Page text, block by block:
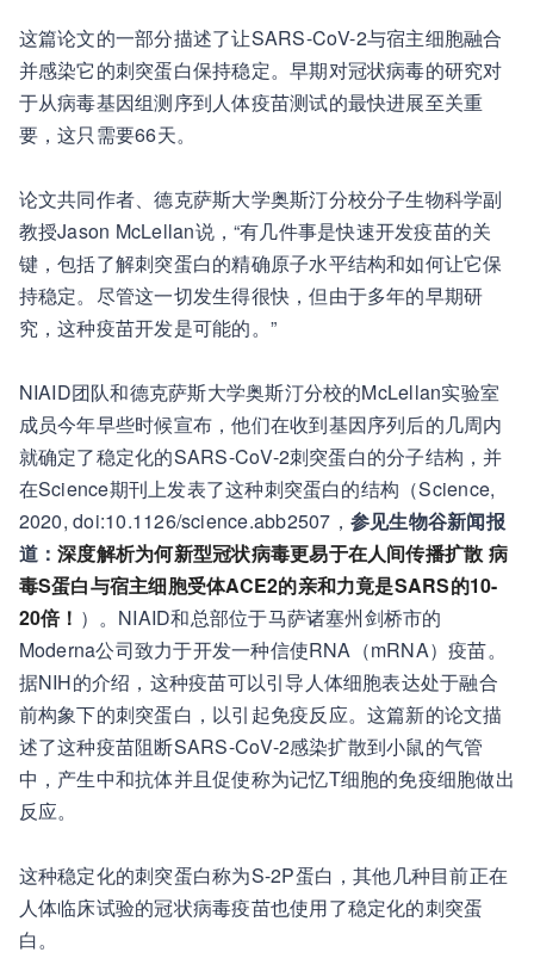
这篇论文的一部分描述了让SARS-CoV-2与宿主细胞融合
并感染它的刺突蛋白保持稳定。早期对冠状病毒的研究对
于从病毒基因组测序到人体疫苗测试的最快进展至关重
要，这只需要66天。
论文共同作者、德克萨斯大学奥斯汀分校分子生物科学副
教授Jason McLellan说，“有几件事是快速开发疫苗的关
键，包括了解刺突蛋白的精确原子水平结构和如何让它保
持稳定。尽管这一切发生得很快，但由于多年的早期研
究，这种疫苗开发是可能的。”
NIAID团队和德克萨斯大学奥斯汀分校的McLellan实验室
成员今年早些时候宣布，他们在收到基因序列后的几周内
就确定了稳定化的SARS-CoV-2刺突蛋白的分子结构，并
在Science期刊上发表了这种刺突蛋白的结构（Science,
2020, doi:10.1126/science.abb2507， 参见生物谷新闻报
道：深度解析为何新型冠状病毒更易于在人间传播扩散 病
毒S蛋白与宿主细胞受体ACE2的亲和力竟是SARS的10-
20倍！ ）。NIAID和总部位于马萨诸塞州剑桥市的
Moderna公司致力于开发一种信使RNA（mRNA）疫苗。
据NIH的介绍，这种疫苗可以引导人体细胞表达处于融合
前构象下的刺突蛋白，以引起免疫反应。这篇新的论文描
述了这种疫苗阻断SARS-CoV-2感染扩散到小鼠的气管
中，产生中和抗体并且促使称为记忆T细胞的免疫细胞做出
反应。
这种稳定化的刺突蛋白称为S-2P蛋白，其他几种目前正在
人体临床试验的冠状病毒疫苗也使用了稳定化的刺突蛋
白。